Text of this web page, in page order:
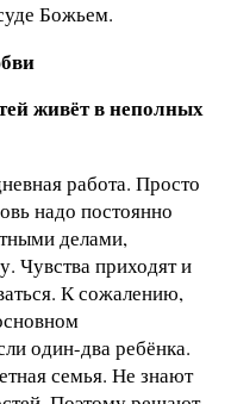
Божьем.
живёт в неполных
работа. Просто
надо постоянно
делами,
Чувства приходят и
К сожалению,
один-два ребёнка.
семья. Не знают